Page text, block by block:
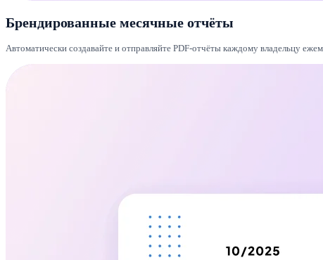
Брендированные месячные отчёты
Автоматически создавайте и отправляйте PDF-отчёты каждому владельцу